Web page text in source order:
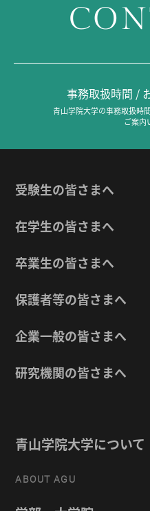
事務取扱時間 /
青山学院大学の事務取扱時
ご案内
受験生の皆さまへ
在学生の皆さまへ
卒業生の皆さまへ
保護者等の皆さまへ
企業一般の皆さまへ
研究機関の皆さまへ
青山学院大学について
ABOUT AGU